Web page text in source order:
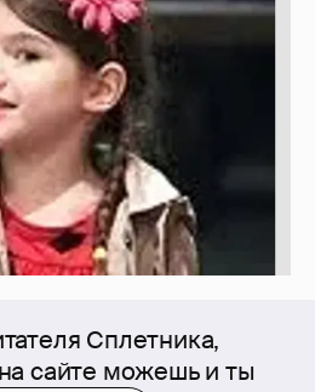
Сплетника,
сайте можешь и ты